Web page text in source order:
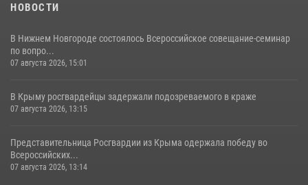
НОВОСТИ
В Нижнем Новгороде состоялось Всероссийское совещание-семинар
по вопро...
07 августа 2026, 15:01
В Крыму росгвардейцы задержали подозреваемого в краже
07 августа 2026, 13:15
Представительница Росгвардии из Крыма одержала победу во
Всероссийских...
07 августа 2026, 13:14